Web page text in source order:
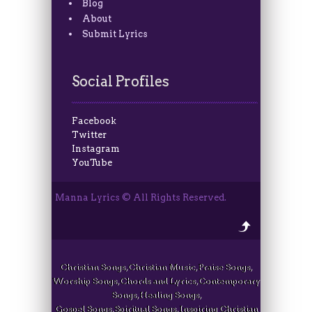
Blog
About
Submit Lyrics
Social Profiles
Facebook
Twitter
Instagram
YouTube
Manna Lyrics © All Rights Reserved.
Christian Songs, Christian Music, Praise Songs,
Worship Songs, Chords and Lyrics, Contemporary
Songs, Healing Songs,
Gospel Songs, Spiritual Songs, Inspiring Christian